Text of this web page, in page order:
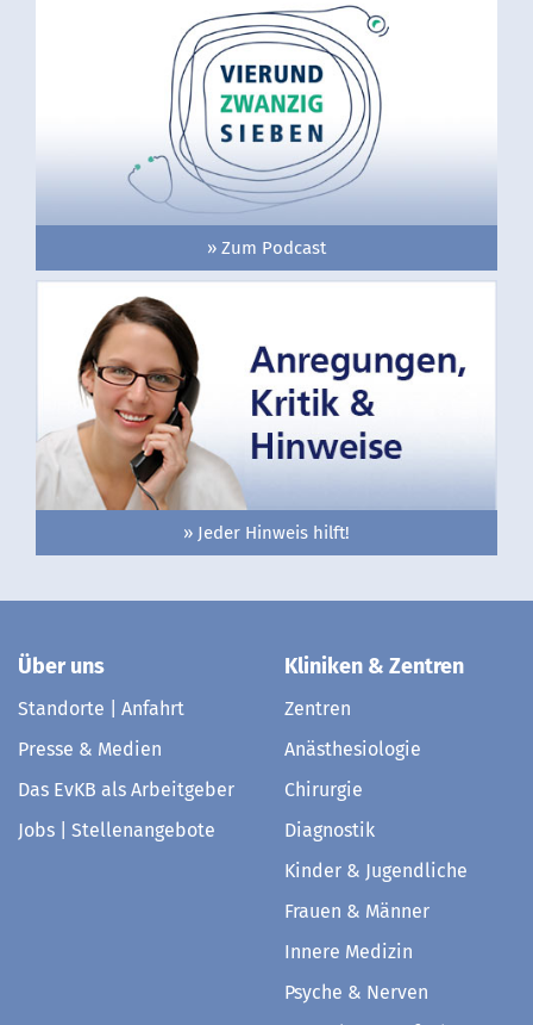
» Zum Podcast
» Jeder Hinweis hilft!
Über uns
Standorte | Anfahrt
Presse & Medien
Das EvKB als Arbeitgeber
Jobs | Stellenangebote
Kliniken & Zentren
Zentren
Anästhesiologie
Chirurgie
Diagnostik
Kinder & Jugendliche
Frauen & Männer
Innere Medizin
Psyche & Nerven